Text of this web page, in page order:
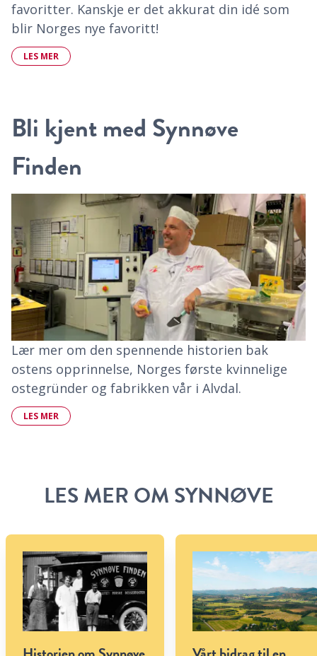
favoritter. Kanskje er det akkurat din idé som
blir Norges nye favoritt!
LES MER
Bli kjent med Synnøve
Finden
Lær mer om den spennende historien bak
ostens opprinnelse, Norges første kvinnelige
ostegründer og fabrikken vår i Alvdal.
LES MER
LES MER OM SYNNØVE